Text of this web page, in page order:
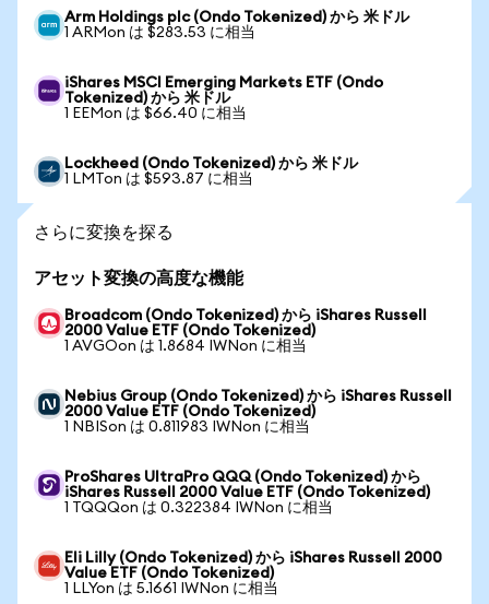
Arm Holdings plc (Ondo Tokenized) から 米ドル
1 ARMon は $283.53 に相当
iShares MSCI Emerging Markets ETF (Ondo
Tokenized) から 米ドル
1 EEMon は $66.40 に相当
Lockheed (Ondo Tokenized) から 米ドル
1 LMTon は $593.87 に相当
さらに変換を探る
アセット変換の高度な機能
Broadcom (Ondo Tokenized) から iShares Russell
2000 Value ETF (Ondo Tokenized)
1 AVGOon は 1.8684 IWNon に相当
Nebius Group (Ondo Tokenized) から iShares Russell
2000 Value ETF (Ondo Tokenized)
1 NBISon は 0.811983 IWNon に相当
ProShares UltraPro QQQ (Ondo Tokenized) から
iShares Russell 2000 Value ETF (Ondo Tokenized)
1 TQQQon は 0.322384 IWNon に相当
Eli Lilly (Ondo Tokenized) から iShares Russell 2000
Value ETF (Ondo Tokenized)
1 LLYon は 5.1661 IWNon に相当